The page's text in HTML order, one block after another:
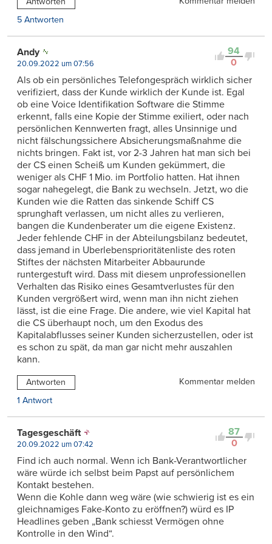
5 Antworten
94
0
Andy
20.09.2022 um 07:56
Als ob ein persönliches Telefongespräch wirklich sicher
verifiziert, dass der Kunde wirklich der Kunde ist. Egal
ob eine Voice Identifikation Software die Stimme
erkennt, falls eine Kopie der Stimme exiliert, oder nach
persönlichen Kennwerten fragt, alles Unsinnige und
nicht fälschungssichere Absicherungsmaßnahme die
nichts bringen. Fakt ist, vor 2-3 Jahren hat man sich bei
der CS einen Scheiß um Kunden gekümmert, die
weniger als CHF 1 Mio. im Portfolio hatten. Hat ihnen
sogar nahegelegt, die Bank zu wechseln. Jetzt, wo die
Kunden wie die Ratten das sinkende Schiff CS
sprunghaft verlassen, um nicht alles zu verlieren,
bangen die Kundenberater um die eigene Existenz.
Jeder fehlende CHF in der Abteilungsbilanz bedeutet,
dass jemand in Uberlebensprioritätenliste des roten
Stiftes der nächsten Mitarbeiter Abbaurunde
runtergestuft wird. Dass mit diesem unprofessionellen
Verhalten das Risiko eines Gesamtverlustes für den
Kunden vergrößert wird, wenn man ihn nicht ziehen
lässt, ist die eine Frage. Die andere, wie viel Kapital hat
die CS überhaupt noch, um den Exodus des
Kapitalabflusses seiner Kunden sicherzustellen, oder ist
es schon zu spät, da man gar nicht mehr auszahlen
kann.
Antworten
Kommentar melden
1 Antwort
87
0
Tagesgeschäft
20.09.2022 um 07:42
Find ich auch normal. Wenn ich Bank-Verantwortlicher
wäre würde ich selbst beim Papst auf persönlichem
Kontakt bestehen.
Wenn die Kohle dann weg wäre (wie schwierig ist es ein
gleichnamiges Fake-Konto zu eröffnen?) würd es IP
Headlines geben „Bank schiesst Vermögen ohne
Kontrolle in den Wind“.